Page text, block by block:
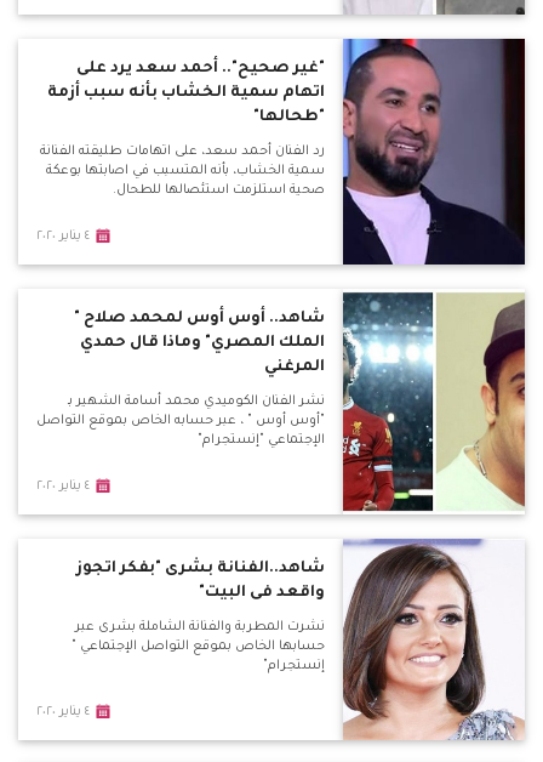
"غير صحيح".. أحمد سعد يرد على
اتهام سمية الخشاب بأنه سبب أزمة
"طحالها"
رد الفنان أحمد سعد، على اتهامات طليقته الفنانة
سمية الخشاب، بأنه المتسبب في اصابتها بوعكة
صحية استلزمت استئصالها للطحال.
٤ يناير ٢٠٢٠
شاهد.. أوس أوس لمحمد صلاح "
الملك المصري" وماذا قال حمدي
المرغني
نشر الفنان الكوميدي محمد أسامة الشهير بـ
"أوس أوس " ، عبر حسابه الخاص بموقع التواصل
الإجتماعي "إنستجرام"
٤ يناير ٢٠٢٠
شاهد..الفنانة بشرى "بفكر اتجوز
واقعد فى البيت"
نشرت المطربة والفنانة الشاملة بشرى عبر
حسابها الخاص بموقع التواصل الإجتماعي "
إنستجرام"
٤ يناير ٢٠٢٠